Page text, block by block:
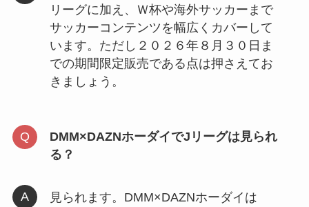
リーグに加え、Ｗ杯や海外サッカーまで
サッカーコンテンツを幅広くカバーして
います。ただし２０２６年８月３０日ま
での期間限定販売である点は押さえてお
きましょう。
DMM×DAZNホーダイでJリーグは見られ
る？
見られます。DMM×DAZNホーダイは